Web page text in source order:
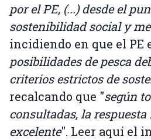
por el PE, (...) desde el
sostenibilidad social y
incidiendo en que el PE
posibilidades de pesca
criterios estrictos de
recalcando que "según
consultadas, la
excelente". Leer aquí el